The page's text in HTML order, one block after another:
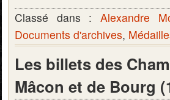
Classé dans :Alexandre
Documents d'archives,
Les billets des
Mâcon et de Bourg